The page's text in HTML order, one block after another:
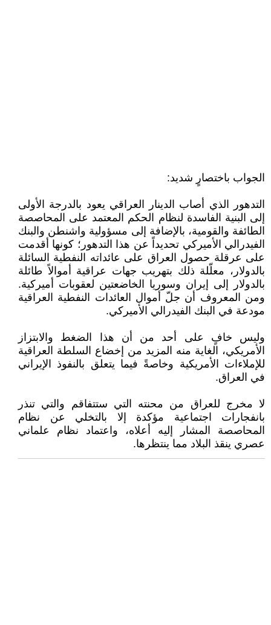
الجواب باختصارٍ شديد:
التدهور الذي أصاب الدينار العراقي يعود بالدرجة الأولى
إلى البنية الفاسدة لنظام الحكم المعتمد على المحاصصة
الطائفة والقومية، بالإضافة إلى مسؤولية واشنطن والبنك
الفيدرالي الأميركي تحديداً عن هذا التدهور؛ كونها أقدمت
على عرقلة حصول العراق على عائداته النفطية السائلة
بالدولار، معلّلة ذلك بتهريب جهات عراقية أموالاً طائلة
بالدولار إلى إيران وسوريا الخاضعتين لعقوبات أميركية.
ومن المعروف أن جلّ أموال العائدات النفطية العراقية
مودعة في البنك الفيدرالي الأميركي.
وليس خافٍ على أحد من أن هذا الضغط والابتزاز
الأمريكي، الغاية منه المزيد من إخضاع السلطة العراقية
للإملاءات الأمريكية وخاصةً فيما يتعلق بالنفوذ الإيراني
في العراق.
لا مخرج للعراق من محنته التي ستتفاقم والتي تنذر
بانفجارات اجتماعية مؤكدة إلا بالتخلي عن نظام
المحاصصة المشار إليه أعلاه، واعتماد نظام علماني
عصري ينقذ البلاد مما ينتظرها.